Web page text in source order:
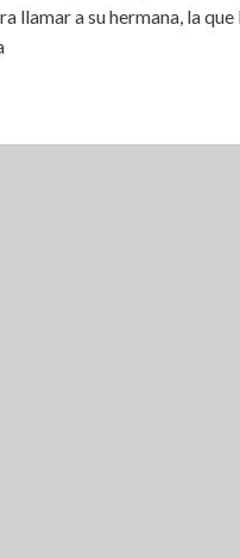
llamar a su hermana, la